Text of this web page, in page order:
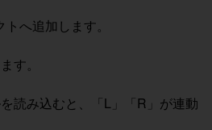
へ追加します。
す。
読み込むと、「L」「R」が連動